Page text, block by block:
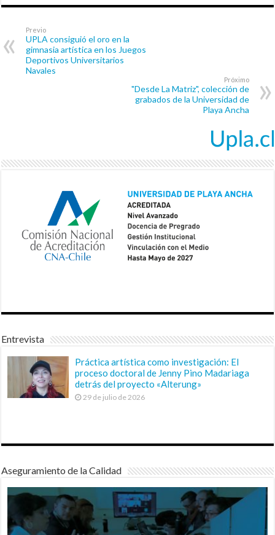
Previo
UPLA consiguió el oro en la
gimnasia artística en los Juegos
Deportivos Universitarios
Navales
Próximo
"Desde La Matriz", colección de
grabados de la Universidad de
Playa Ancha
Entrevista
Práctica artística como investigación: El
proceso doctoral de Jenny Pino Madariaga
detrás del proyecto «Alterung»
29 de julio de 2026
Aseguramiento de la Calidad